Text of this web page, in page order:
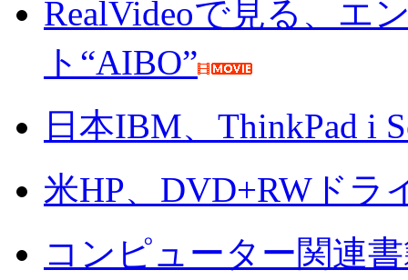
RealVideoで見る、エ
ト“AIBO”
日本IBM、ThinkPad i
米HP、DVD+RWドラ
コンピューター関連